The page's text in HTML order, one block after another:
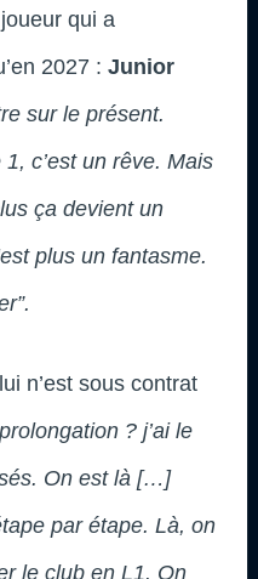
qui a
2027 : Junior
sur le présent.
c’est un rêve. Mais
ça devient un
plus un fantasme.
n’est sous contrat
? j’ai le
On est là […]
par étape. Là, on
le club en L1. On